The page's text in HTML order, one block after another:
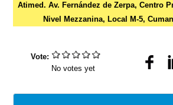
Atimed. Av. Fernández de Zerpa, Centro
Nivel Mezzanina, Local M-5,
Vote:
No votes yet